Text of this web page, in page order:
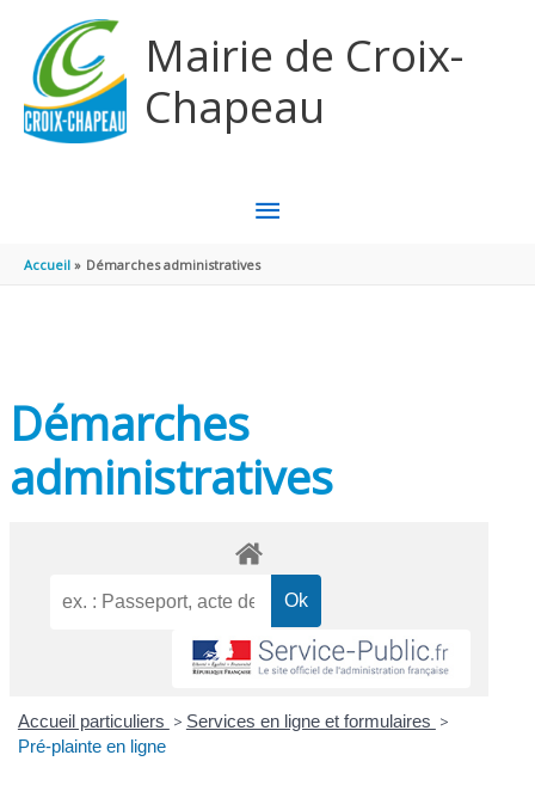
Mairie de Croix-
Chapeau
MENU
PRINCIPAL
Accueil Démarches administratives
Démarches
administratives
Accueil particuliers > Services en ligne et formulaires >
Pré-plainte en ligne